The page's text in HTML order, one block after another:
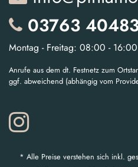
03763
Montag - Freitag: 08:00 -
Anrufe aus dem dt. Festnetz zum
ggf. abweichend (abhängig vom
* Alle Preise verstehen sich inkl.